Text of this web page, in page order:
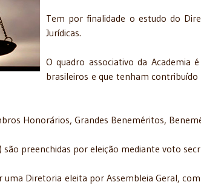
Tem por finalidade o estudo do
Jurídicas.
O quadro associativo da Academia
brasileiros e que tenham
Honorários, Grandes Beneméritos,
são preenchidas por eleição mediante voto
uma Diretoria eleita por Assembleia Geral,